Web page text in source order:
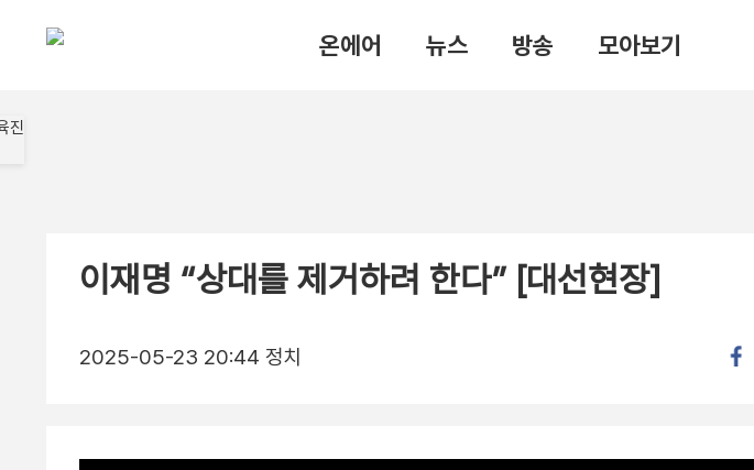
온에어 뉴스 방송 모아보기
이재명 “상대를 제거하려 한다” [대선현장]
2025-05-23 20:44 정치